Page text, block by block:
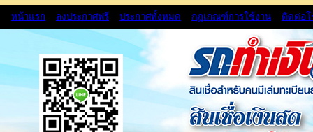
หน้าแรก ลงประกาศฟรี ประกาศทั้งหมด กฏเกณฑ์การใช้งาน ติดต่อ